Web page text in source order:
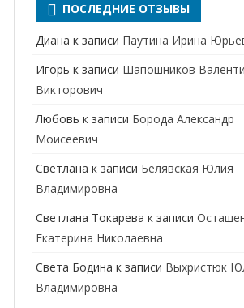
БАКТЕРИОЛОГ
ВЕРТЕБРОЛОГ
ГАСТРОЭНТЕРОЛОГ
ГИНЕКОЛОГ
ГОМЕОПАТ
ДЕРМАТОЛОГ
ДЕТСКИЕ ВРАЧИ
ПОСЛЕДНИЕ ОТЗЫВЫ
Диана к записи Паутина Ирина
Игорь к записи Шапошников
Викторович
Любовь к записи Борода Александр
Моисеевич
Светлана к записи Белявская Юлия
Владимировна
Cветлана Токарева к записи
Екатерина Николаевна
Света Бодина к записи Выхристюк
Владимировна